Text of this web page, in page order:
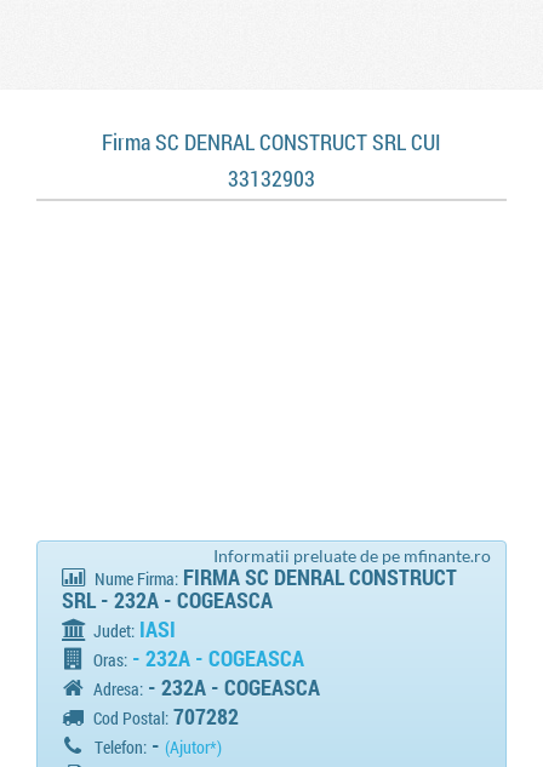
Firma SC DENRAL CONSTRUCT SRL CUI
33132903
Informatii preluate de pe mfinante.ro
Nume Firma: FIRMA SC DENRAL CONSTRUCT
SRL - 232A - COGEASCA
Judet: IASI
Oras: - 232A - COGEASCA
Adresa: - 232A - COGEASCA
Cod Postal: 707282
Telefon: -(Ajutor*)